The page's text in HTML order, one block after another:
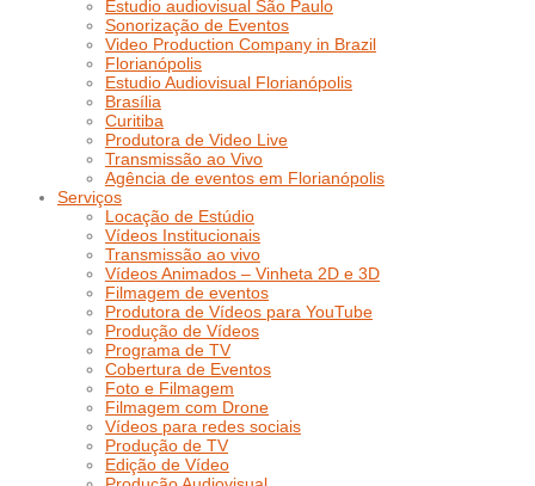
Estudio audiovisual São Paulo
Sonorização de Eventos
Video Production Company in Brazil
Florianópolis
Estudio Audiovisual Florianópolis
Brasília
Curitiba
Produtora de Video Live
Transmissão ao Vivo
Agência de eventos em Florianópolis
Serviços
Locação de Estúdio
Vídeos Institucionais
Transmissão ao vivo
Vídeos Animados – Vinheta 2D e 3D
Filmagem de eventos
Produtora de Vídeos para YouTube
Produção de Vídeos
Programa de TV
Cobertura de Eventos
Foto e Filmagem
Filmagem com Drone
Vídeos para redes sociais
Produção de TV
Edição de Vídeo